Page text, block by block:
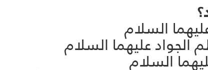
السلام
عليهما السلام
السلام